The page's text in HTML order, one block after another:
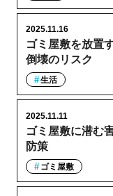
ゴミ屋敷を放置
倒壊のリスク
2025.11.16
生活
ゴミ屋敷に潜む
防策
2025.11.11
ゴミ屋敷